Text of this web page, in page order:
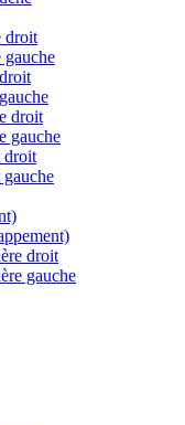
droit
droit
gauche
droit
droit
gauche